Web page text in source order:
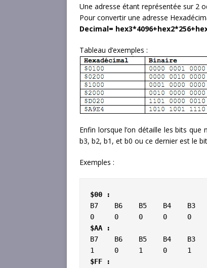
Une adresse étant représentée sur 2
Pour convertir une adresse
Decimal=
Tableau d’exemples :
Enfin lorsque l’on détaille les bits
b3, b2, b1, et b0 ou ce dernier est le
Exemples :
$00 :
B7    B6    B5    B4    B3
$AA :
B7    B6    B5    B4    B3
$FF :